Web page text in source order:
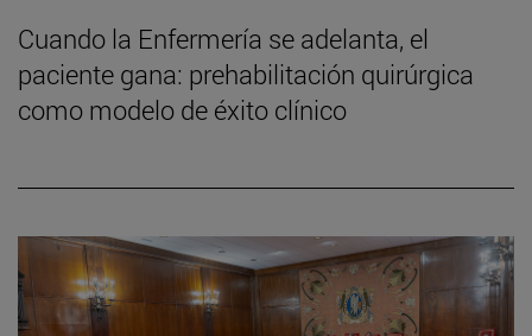
Cuando la Enfermería se adelanta, el
paciente gana: prehabilitación quirúrgica
como modelo de éxito clínico